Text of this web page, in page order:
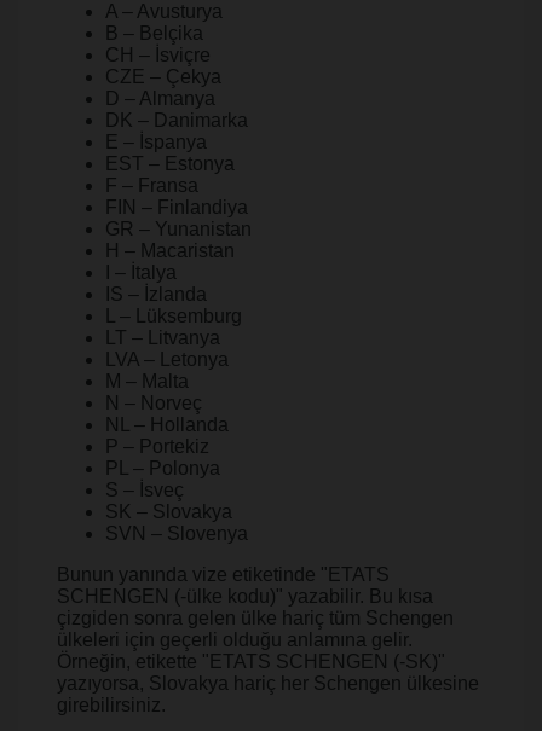
A – Avusturya
B – Belçika
CH – İsviçre
CZE – Çekya
D – Almanya
DK – Danimarka
E – İspanya
EST – Estonya
F – Fransa
FIN – Finlandiya
GR – Yunanistan
H – Macaristan
I – İtalya
IS – İzlanda
L – Lüksemburg
LT – Litvanya
LVA – Letonya
M – Malta
N – Norveç
NL – Hollanda
P – Portekiz
PL – Polonya
S – İsveç
SK – Slovakya
SVN – Slovenya
Bunun yanında vize etiketinde "ETATS
SCHENGEN (-ülke kodu)" yazabilir. Bu kısa
çizgiden sonra gelen ülke hariç tüm Schengen
ülkeleri için geçerli olduğu anlamına gelir.
Örneğin, etikette "ETATS SCHENGEN (-SK)"
yazıyorsa, Slovakya hariç her Schengen ülkesine
girebilirsiniz.